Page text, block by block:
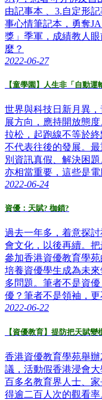
由記事本 、3.自定形
事心情筆記本，勇奪
獎」季軍，成績教人
麼？
2022-06-27
【童學園】人生非「自動
世界與科技日新月異
展方向，應持開放態
拉松，起跑線不等於
不代表往後的發展。
別資訊真假、解決困
亦相當重要，這些是電
2022-06-24
資優：天賦? 枷鎖?
過去一年多，着意探
會文化，以後再續。
參加香港資優教育學
培養資優學生成為未
多問題。筆者不是資
優？筆者不是領袖，
2022-06-22
【資優教育】提防把天賦
香港資優教育學苑舉
議，活動假香港浸會
百多名教育界人士、
得逾二百人次的觀看率